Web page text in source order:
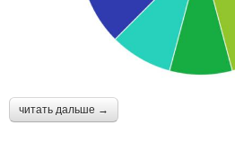
читать дальше →